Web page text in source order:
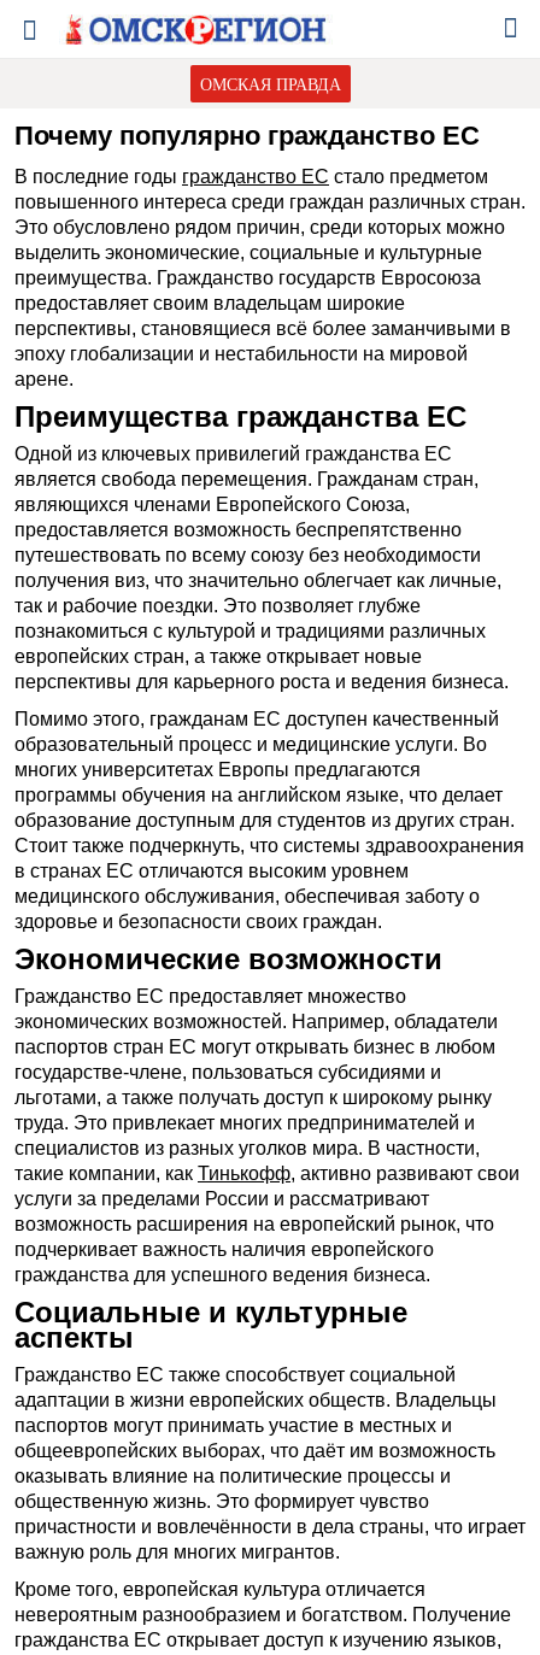
ОМСКАЯ ПРАВДА
Почему популярно гражданство ЕС
В последние годы гражданство ЕС стало предметом
повышенного интереса среди граждан различных стран.
Это обусловлено рядом причин, среди которых можно
выделить экономические, социальные и культурные
преимущества. Гражданство государств Евросоюза
предоставляет своим владельцам широкие
перспективы, становящиеся всё более заманчивыми в
эпоху глобализации и нестабильности на мировой
арене.
Преимущества гражданства ЕС
Одной из ключевых привилегий гражданства ЕС
является свобода перемещения. Гражданам стран,
являющихся членами Европейского Союза,
предоставляется возможность беспрепятственно
путешествовать по всему союзу без необходимости
получения виз, что значительно облегчает как личные,
так и рабочие поездки. Это позволяет глубже
познакомиться с культурой и традициями различных
европейских стран, а также открывает новые
перспективы для карьерного роста и ведения бизнеса.
Помимо этого, гражданам ЕС доступен качественный
образовательный процесс и медицинские услуги. Во
многих университетах Европы предлагаются
программы обучения на английском языке, что делает
образование доступным для студентов из других стран.
Стоит также подчеркнуть, что системы здравоохранения
в странах ЕС отличаются высоким уровнем
медицинского обслуживания, обеспечивая заботу о
здоровье и безопасности своих граждан.
Экономические возможности
Гражданство ЕС предоставляет множество
экономических возможностей. Например, обладатели
паспортов стран ЕС могут открывать бизнес в любом
государстве-члене, пользоваться субсидиями и
льготами, а также получать доступ к широкому рынку
труда. Это привлекает многих предпринимателей и
специалистов из разных уголков мира. В частности,
такие компании, как Тинькофф, активно развивают свои
услуги за пределами России и рассматривают
возможность расширения на европейский рынок, что
подчеркивает важность наличия европейского
гражданства для успешного ведения бизнеса.
Социальные и культурные
аспекты
Гражданство ЕС также способствует социальной
адаптации в жизни европейских обществ. Владельцы
паспортов могут принимать участие в местных и
общеевропейских выборах, что даёт им возможность
оказывать влияние на политические процессы и
общественную жизнь. Это формирует чувство
причастности и вовлечённости в дела страны, что играет
важную роль для многих мигрантов.
Кроме того, европейская культура отличается
невероятным разнообразием и богатством. Получение
гражданства ЕС открывает доступ к изучению языков,